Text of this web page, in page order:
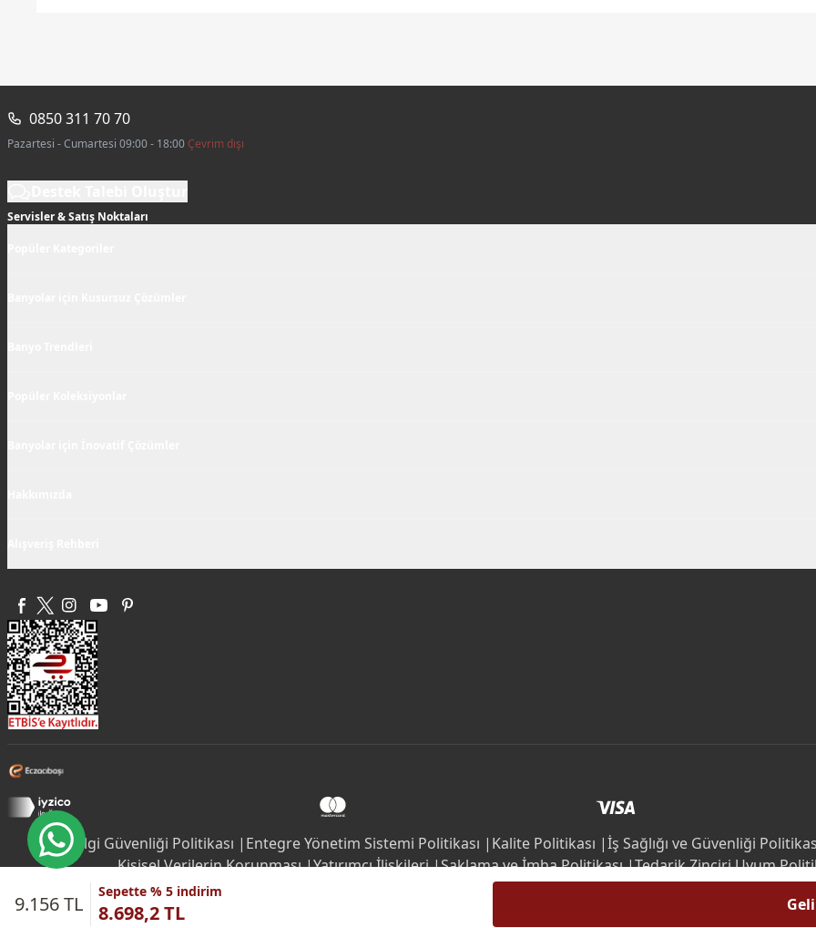
9.156 TL
Sepette % 5 indirim
8.698,2 TL
0850 311 70 70
Pazartesi - Cumartesi 09:00 - 18:00Çevrim dışı
Servisler & Satış Noktaları
Bilgi Güvenliği Politikası | Entegre Yönetim Sistemi Politikası | Kalite Politikası |İş Sağlığı ve Güvenliği
Kişisel Verilerin Korunması |Yatırımcı İlişkileri |Saklama ve İmha Politikası |Tedarik Zinciri Uyum
İç ve Dış Paydaş Şikayet Mekanizması Prosedürü |Etik